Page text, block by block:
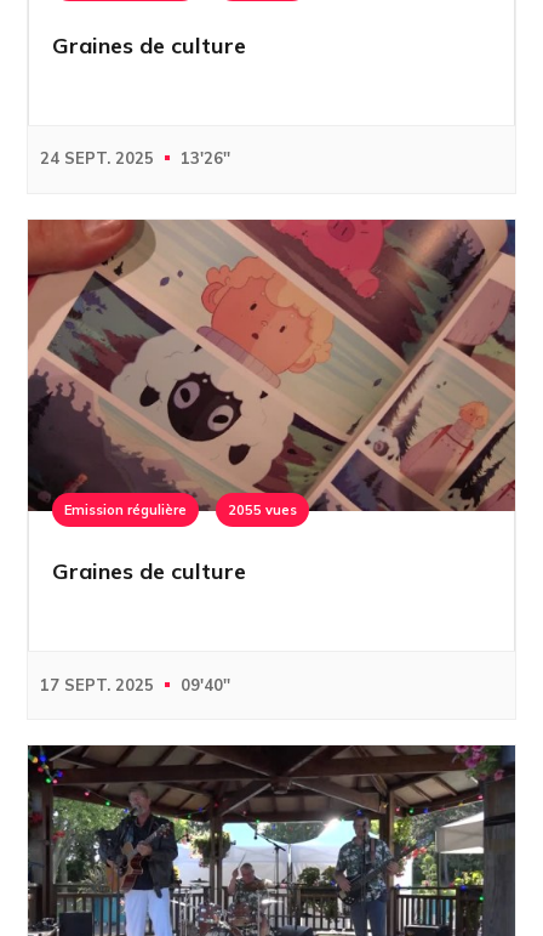
Graines de culture
24 SEPT. 2025 13'26''
Emission régulière 2055 vues
Graines de culture
17 SEPT. 2025 09'40''